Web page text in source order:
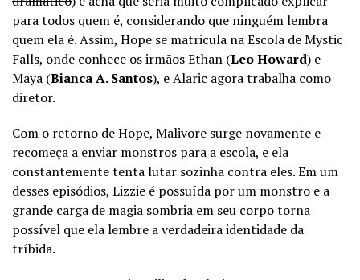
para todos quem é, considerando que ninguém lembra
quem ela é. Assim, Hope se matricula na Escola de Mystic
Falls, onde conhece os irmãos Ethan (Leo Howard) e
Maya (Bianca A. Santos), e Alaric agora trabalha como
diretor.
Com o retorno de Hope, Malivore surge novamente e
recomeça a enviar monstros para a escola, e ela
constantemente tenta lutar sozinha contra eles. Em um
desses episódios, Lizzie é possuída por um monstro e a
grande carga de magia sombria em seu corpo torna
possível que ela lembre a verdadeira identidade da
tríbida.